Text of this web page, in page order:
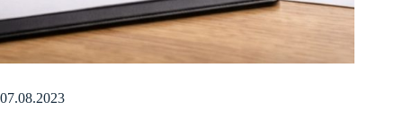
07.08.2023